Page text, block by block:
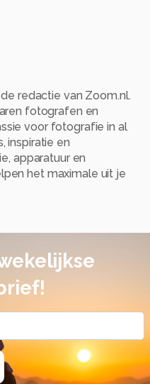
redactie van Zoom.nl.
fotografen en
voor fotografie in al
inspiratie en
apparatuur en
het maximale uit je